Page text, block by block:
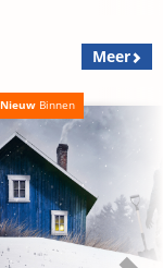
Meer
Nieuw Binnen